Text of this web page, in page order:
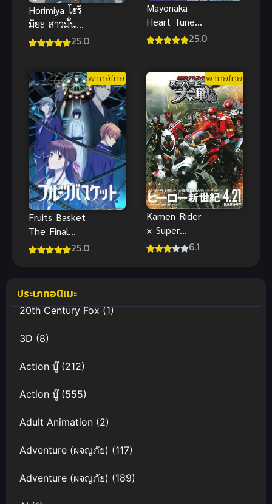
Horimiya โฮริ
มิยะ สาวมั่น
กับนายมืดมน25.0
Mayonaka
Heart Tune จู
นเสียงใจไปสุด
25.0
พากย์ไทย
Fruits Basket
The Final
Season เสน่ห์
25.0
พากย์ไทย
Kamen Rider
× Super
Sentai Super
6.1
ประเภทอนิเมะ
20th Century Fox(1)
3D (8)
Action บู๊(212)
Action บู๊(555)
Adult Animation (2)
Adventure (ผจญภัย) (117)
Adventure (ผจญภัย) (189)